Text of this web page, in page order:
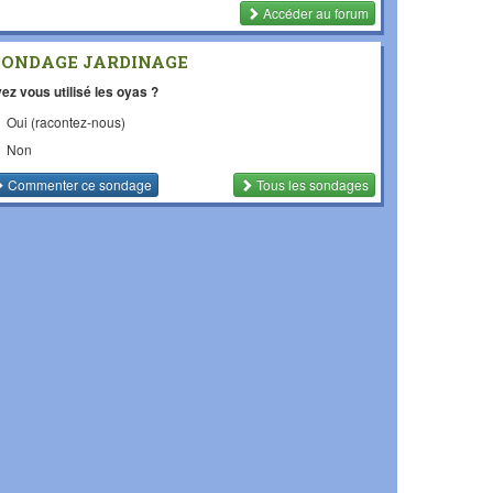
Accéder au forum
JARDINAGE
vous utilisé les oyas ?
Oui (racontez-nous)
Non
Commenterce sondage Tous les sondages